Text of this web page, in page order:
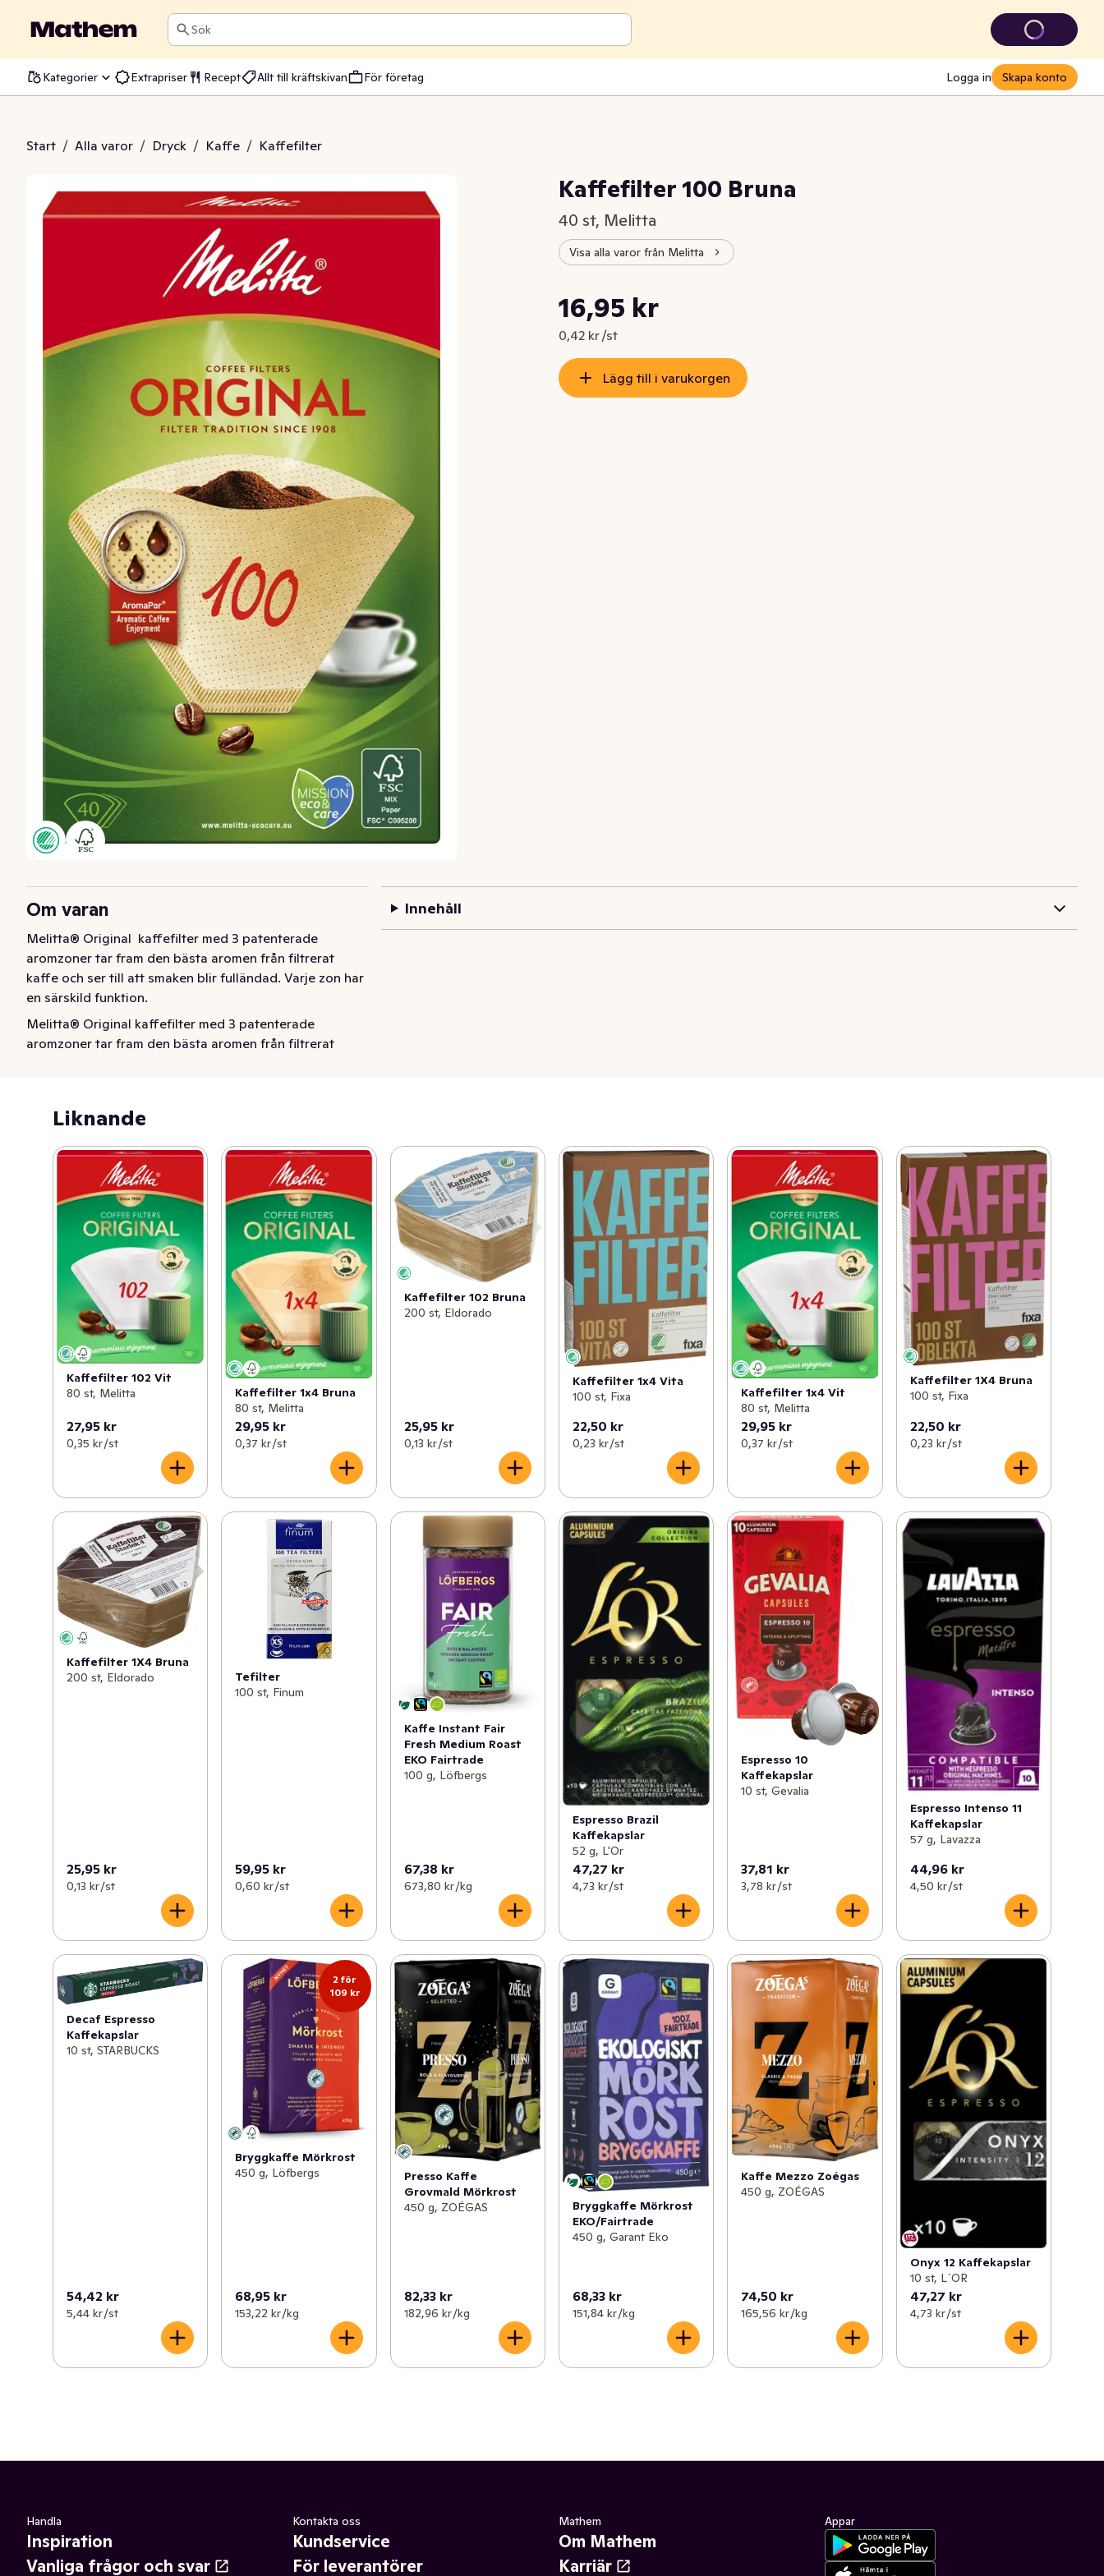
Sök
Kategorier Extrapriser Recept Allt till kräftskivan För företag Logga in Skapa konto
Start / Alla varor / Dryck / Kaffe / Kaffefilter
100 Bruna
Kaffefilter 100 Bruna
40 st, Melitta
Visa alla varor från Melitta
Nuvarande pris är: 16,95 kr
16,95 kr
0,42 kr /st
Styckpris: 0,42 kr /st
Lägg till i varukorgen
Om varan
Melitta® Original  kaffefilter med 3 patenterade
aromzoner tar fram den bästa aromen från filtrerat
kaffe och ser till att smaken blir fulländad. Varje zon har
en särskild funktion.
Melitta® Original kaffefilter med 3 patenterade
aromzoner tar fram den bästa aromen från filtrerat
Innehåll
Liknande
Kaffefilter 102 Vit
80 st, Melitta
27,95 kr
0,35 kr /st
Kaffefilter 1x4 Bruna
80 st, Melitta
29,95 kr
0,37 kr /st
Kaffefilter 102 Bruna
200 st, Eldorado
25,95 kr
0,13 kr /st
Kaffefilter 1x4 Vita
100 st, Fixa
22,50 kr
0,23 kr /st
Kaffefilter 1x4 Vit
80 st, Melitta
29,95 kr
0,37 kr /st
Kaffefilter 1X4 Bruna
100 st, Fixa
22,50 kr
0,23 kr /st
Kaffefilter 1X4 Bruna
200 st, Eldorado
25,95 kr
0,13 kr /st
Tefilter
100 st, Finum
59,95 kr
0,60 kr /st
Kaffe Instant Fair
Fresh Medium Roast
EKO Fairtrade
100 g, Löfbergs
67,38 kr
673,80 kr /kg
Espresso Brazil
Kaffekapslar
52 g, L'Or
47,27 kr
4,73 kr /st
Espresso 10
Kaffekapslar
10 st, Gevalia
37,81 kr
3,78 kr /st
Espresso Intenso 11
Kaffekapslar
57 g, Lavazza
44,96 kr
4,50 kr /st
Decaf Espresso
Kaffekapslar
10 st, STARBUCKS
54,42 kr
5,44 kr /st
2 för
109 kr
Bryggkaffe Mörkrost
450 g, Löfbergs
68,95 kr
153,22 kr /kg
Presso Kaffe
Grovmald Mörkrost
450 g, ZOÉGAS
82,33 kr
182,96 kr /kg
Bryggkaffe Mörkrost
EKO/Fairtrade
450 g, Garant Eko
68,33 kr
151,84 kr /kg
Kaffe Mezzo Zoégas
450 g, ZOÉGAS
74,50 kr
165,56 kr /kg
Onyx 12 Kaffekapslar
10 st, L´OR
47,27 kr
4,73 kr /st
Handla
Inspiration
Vanliga frågor och svar
Kontakta oss
Kundservice
För leverantörer
Mathem
Om Mathem
Karriär
Appar